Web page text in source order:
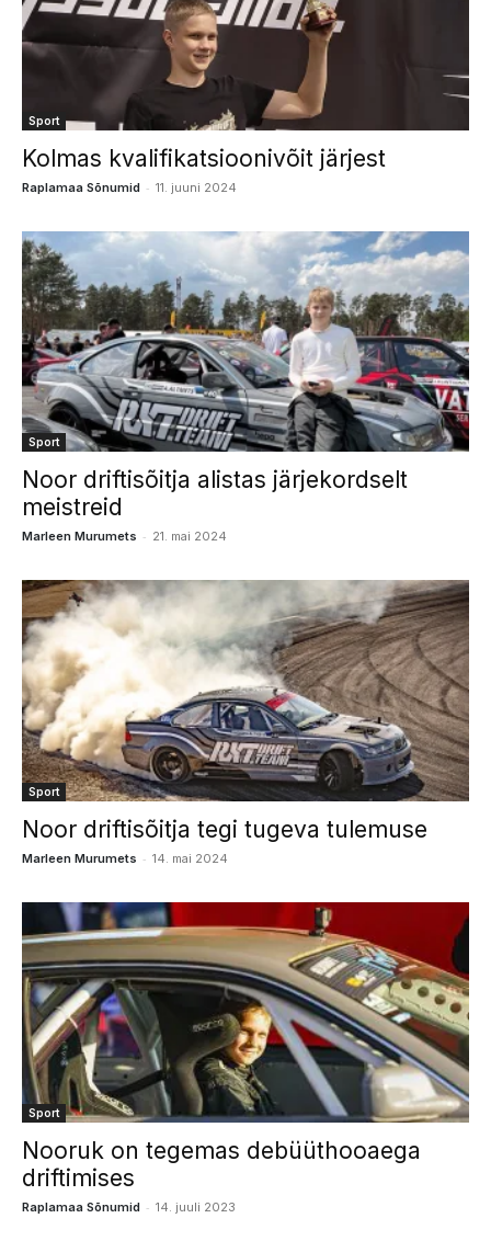
Sport
Kolmas kvalifikatsioonivõit järjest
Raplamaa Sõnumid - 11. juuni 2024
Sport
Noor driftisõitja alistas järjekordselt
meistreid
Marleen Murumets - 21. mai 2024
Sport
Noor driftisõitja tegi tugeva tulemuse
Marleen Murumets - 14. mai 2024
Sport
Nooruk on tegemas debüüthooaega
driftimises
Raplamaa Sõnumid - 14. juuli 2023